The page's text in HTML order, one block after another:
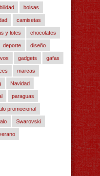
bolsas
camisetas
y lotes chocolates
deporte diseño
gadgets gafas
marcas
Navidad
paraguas
promocional
Swarovski